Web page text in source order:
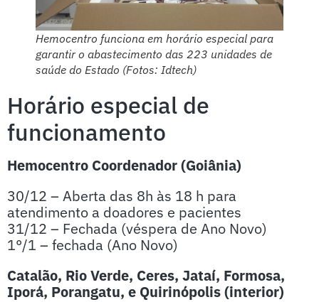
Hemocentro funciona em horário especial para
garantir o abastecimento das 223 unidades de
saúde do Estado (Fotos: Idtech)
Horário especial de
funcionamento
Hemocentro Coordenador (Goiânia)
30/12 – Aberta das 8h às 18 h para
atendimento a doadores e pacientes
31/12 – Fechada (véspera de Ano Novo)
1°/1 – fechada (Ano Novo)
Catalão, Rio Verde, Ceres, Jataí, Formosa,
Iporá, Porangatu, e Quirinópolis (interior)